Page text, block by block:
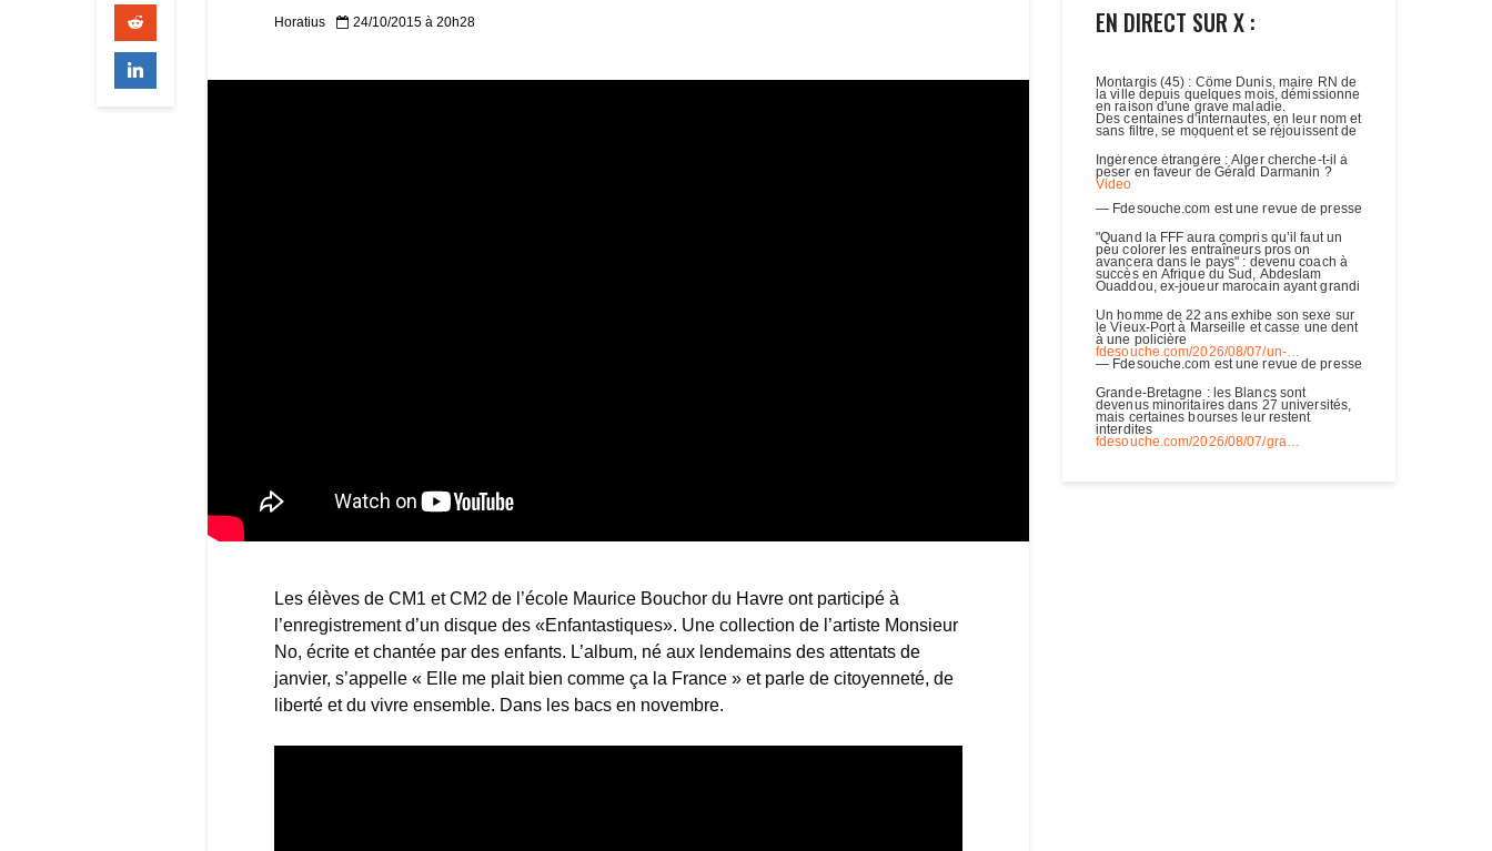
Horatius 24/10/2015 à 20h28
Les élèves de CM1 et CM2 de l’école Maurice Bouchor du Havre ont participé à
l’enregistrement d’un disque des «Enfantastiques». Une collection de l’artiste Monsieur
No, écrite et chantée par des enfants. L’album, né aux lendemains des attentats de
janvier, s’appelle « Elle me plait bien comme ça la France » et parle de citoyenneté, de
liberté et du vivre ensemble. Dans les bacs en novembre.
EN DIRECT SUR X :